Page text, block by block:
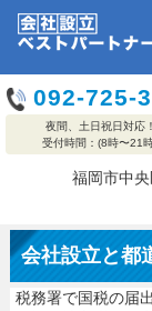
092-725-
夜間、土日祝日対応！
受付時間：(8時〜21
福岡市中
会社設立と都
税務署で国税の届